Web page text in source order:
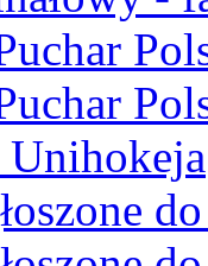
Unihokeja